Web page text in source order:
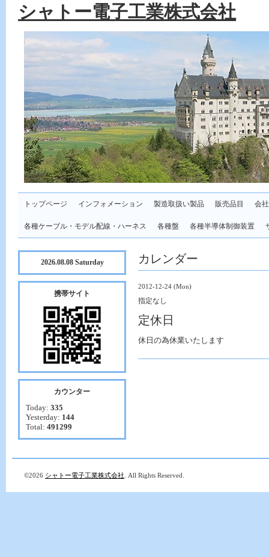
シャトー電子工業株式会社
トップページ インフォメーション 製造取扱い製品 販売品目 会
各種ケーブル・モデル配線・ハーネス 各種盤 各種半導体制御装置
カレンダー
2012-12-24 (Mon)
指定なし
定休日
休日の為休業いたします
2026.08.08 Saturday
携帯サイト
カウンター
Today: 335
Yesterday: 144
Total: 491299
©2026 シャトー電子工業株式会社 . All Rights Reserved.